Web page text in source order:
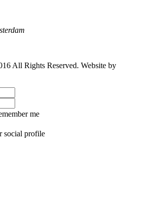
All Rights Reserved. Website by
me
social profile